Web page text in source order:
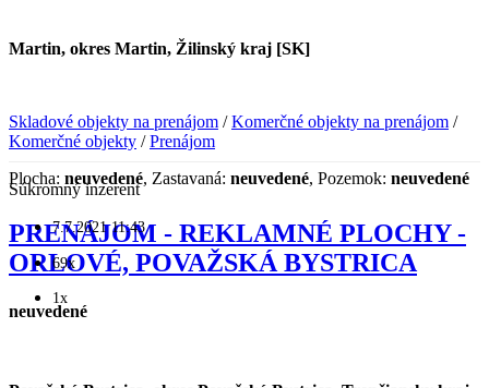
Martin, okres Martin, Žilinský kraj [SK]
Skladové objekty na prenájom /Komerčné objekty na prenájom /
Komerčné objekty /Prenájom
Plocha: neuvedené, Zastavaná: neuvedené, Pozemok: neuvedené
Súkromný inzerent
7.7.2021 11:43
69x
1x
PRENÁJOM - REKLAMNÉ PLOCHY -
ORLOVÉ, POVAŽSKÁ BYSTRICA
neuvedené